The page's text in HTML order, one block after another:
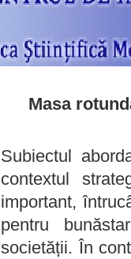
Masa
Subiectul
contextul
important,
pentru
societății. În